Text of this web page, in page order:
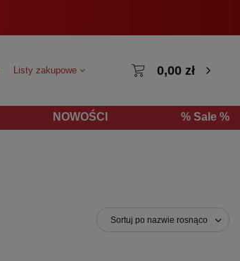
Listy zakupowe 0,00 zł
NOWOŚCI % Sale %
Sortuj po nazwie rosnąco